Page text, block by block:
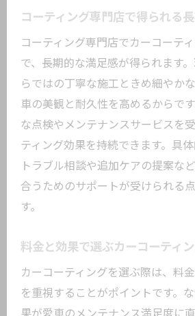
のポイント
専門店のアドバイスで維
カーコーティングでフロ
適
口コミで分かるメンテナ
定期的な手入れで長持ち
ィング
カーコーティングをしない場
説
性
コーティングなしで発生
コーティング専門店で得られる
コーティング専門店でカーコーテ
で、長期的な満足感が得られます
らではの丁寧な施工ときめ細やか
車の美観と耐久性を高めるからで
な点検やメンテナンスサービスを
ティング効果を持続できます。具
トラブル相談や追加ケアの提案な
合うためのサポートが受けられる
す。
料金と効果で選ぶカーコーティ
カーコーティングを選ぶ際は、料
を重視することがポイントです。